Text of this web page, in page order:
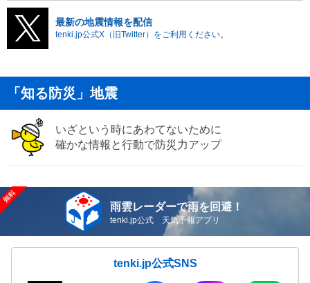
最新の地震情報を配信
tenki.jp公式X（旧Twitter）をご利用ください。
「知る防災」地震
いざという時にあわてないために
確かな情報と行動で防災力アップ
雨雲レーダーで雨を回避！
tenki.jp公式 天気予報アプリ
tenki.jp公式SNS